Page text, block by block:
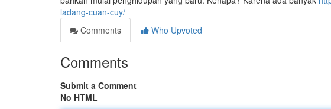
ladang-cuan-cuy/
Comments
Who Upvoted
Comments
Submit a Comment
No HTML